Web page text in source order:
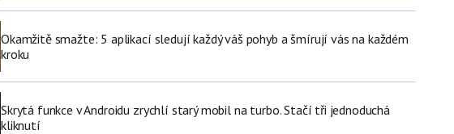
Okamžitě smažte: 5 aplikací sledují každý váš pohyb a šmírují vás na každém
kroku
Skrytá funkce v Androidu zrychlí starý mobil na turbo. Stačí tři jednoduchá
kliknutí